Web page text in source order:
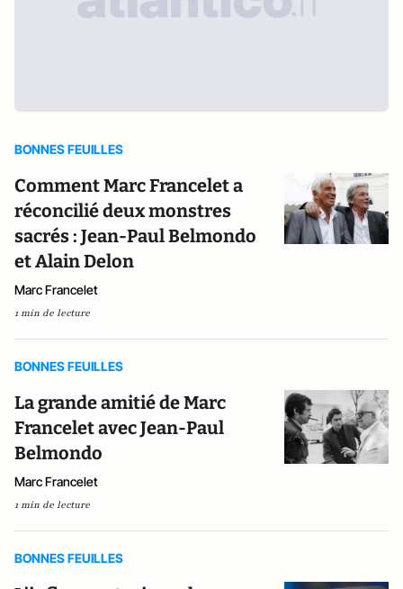
BONNES FEUILLES
Comment Marc Francelet a
réconcilié deux monstres
sacrés : Jean-Paul Belmondo
et Alain Delon
Marc Francelet
1 min de lecture
BONNES FEUILLES
La grande amitié de Marc
Francelet avec Jean-Paul
Belmondo
Marc Francelet
1 min de lecture
BONNES FEUILLES